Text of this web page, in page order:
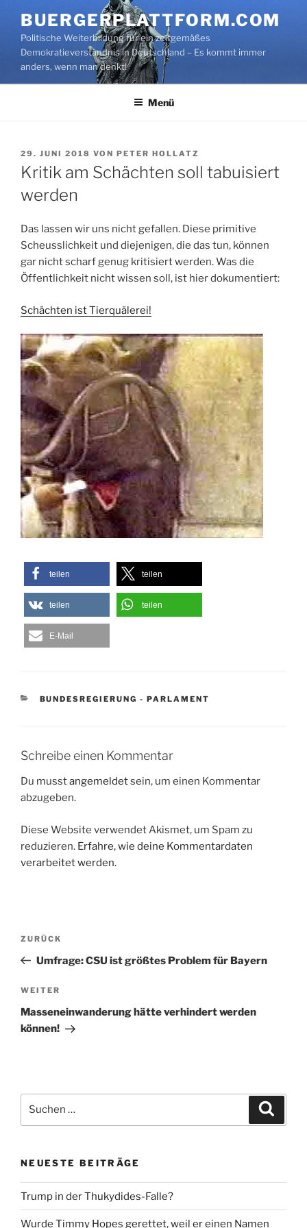
Inhalt
springen
BUERGERPLATTFORM.COM
Politische Weiterbildung für ein zeitgemäßes
Demokratieverständnis in Deutschland – Es kommt immer
anders, wenn man denkt!
Menü
VERÖFFENTLICHT
AM
29. JUNI 2018 VON PETER HOLLATZ
Kritik am Schächten soll tabuisiert
werden
Das lassen wir uns nicht gefallen. Diese primitive
Scheusslichkeit und diejenigen, die das tun, können
gar nicht scharf genug kritisiert werden. Was die
Öffentlichkeit nicht wissen soll, ist hier dokumentiert:
Schächten ist Tierquälerei!
teilen teilen
teilen teilen
E-Mail
KATEGORIEN
BUNDESREGIERUNG - PARLAMENT
Schreibe einen Kommentar
Du musstangemeldetsein, um einen Kommentar
abzugeben.
Diese Website verwendet Akismet, um Spam zu
reduzieren. Erfahre, wie deine Kommentardaten
verarbeitet werden.
Beitragsnavigation
Vorheriger
Beitrag
ZURÜCK
Umfrage: CSU ist größtes Problem für Bayern
Nächster
Beitrag
WEITER
Masseneinwanderung hätte verhindert werden
können!
nach:
NEUESTE BEITRÄGE
Trump in der Thukydides-Falle?
Wurde Timmy Hopes gerettet, weil er einen Namen